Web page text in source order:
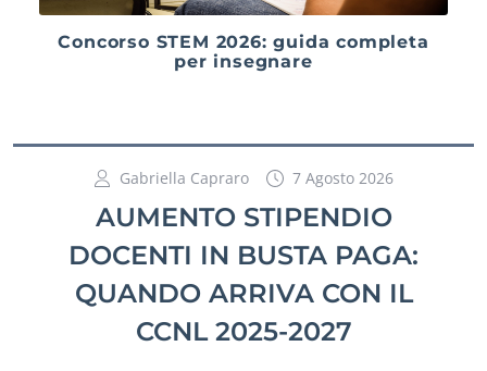
Concorso STEM 2026: guida completa
per insegnare
Gabriella Capraro 7 Agosto 2026
AUMENTO STIPENDIO
DOCENTI IN BUSTA PAGA:
QUANDO ARRIVA CON IL
CCNL 2025-2027